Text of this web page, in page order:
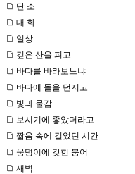
단 소
대 화
일상
깊은 산을 펴고
바다를 바라보느냐
바다에 돌을 던지고
빛과 물감
보시기에 좋았더라고
짧음 속에 길었던 시간
웅덩이에 갖힌 붕어
새벽